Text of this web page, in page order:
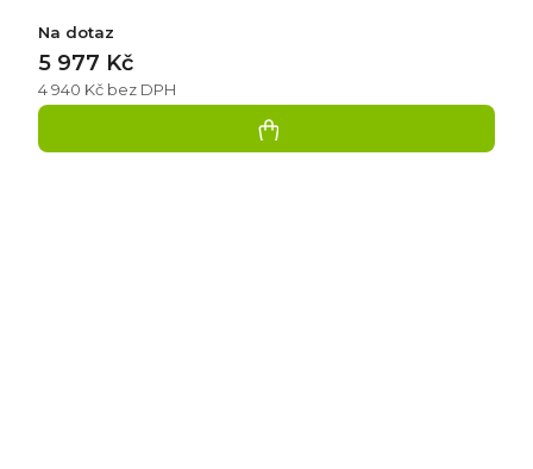
Na dotaz
4 940 Kč bez DPH
5 977 Kč